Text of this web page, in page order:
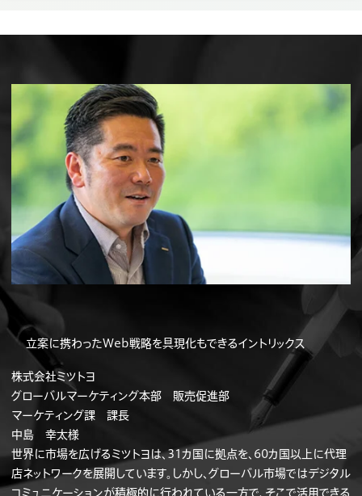
立案に携わったWeb戦略を具現化もできるイントリックス
株式会社ミツトヨ
グローバルマーケティング本部 販売促進部
マーケティング課 課長
中島 幸太様
世界に市場を広げるミツトヨは、31カ国に拠点を、60カ国以上に代理
店ネットワークを展開しています。しかし、グローバル市場ではデジタル
コミュニケーションが積極的に行われている一方で、そこで活用できる